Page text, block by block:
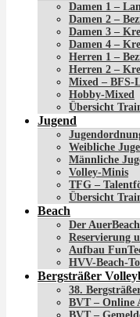
Damen 1 –
Damen 2 –
Damen 3 –
Damen 4 –
Herren 1 –
Herren 2 –
Mixed – BFS-
Hobby-Mixed
Übersicht
Jugend
Weibliche
Männliche
Volley-Minis
TFG –
Übersicht
Beach
Der AuerBeach
Reservierung
Aufbau
HVV-Beach-
Bergsträßer
38.
BVT – Online